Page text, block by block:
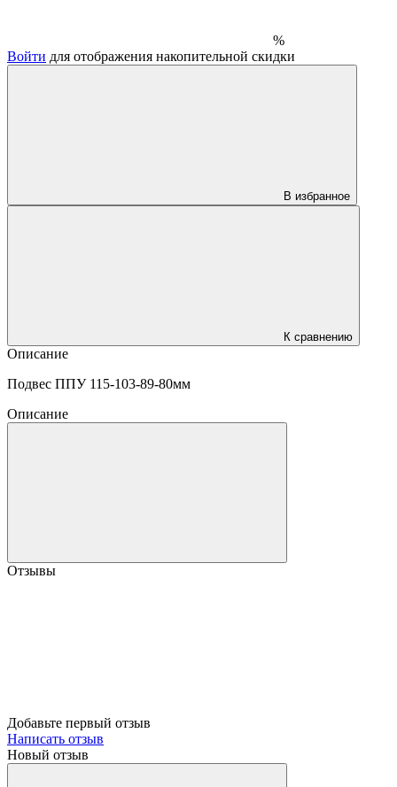
%
Войти для отображения накопительной скидки
В избранное
К сравнению
Описание
Подвес ППУ 115-103-89-80мм
Описание
Отзывы
Добавьте первый отзыв
Написать отзыв
Новый отзыв